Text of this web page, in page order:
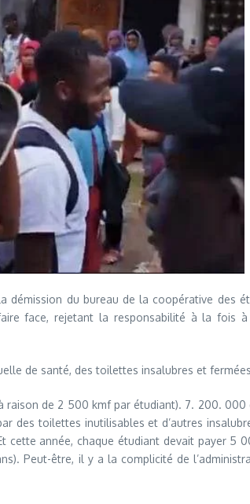
du bureau de la coopérative des
face, rejetant la responsabilité à la fois à
de santé, des toilettes insalubres et
raison de 2 500 kmf par étudiant). 7. 200.
des toilettes inutilisables et d’autres
cette année, chaque étudiant devait payer
Peut-être, il y a la complicité de